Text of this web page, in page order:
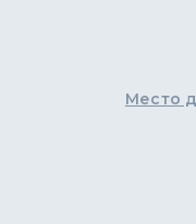
Место